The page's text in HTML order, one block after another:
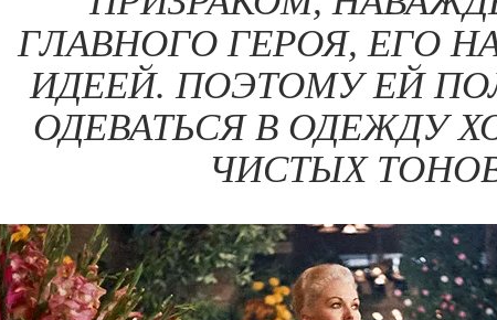
ГЛАВНОГО ГЕРОЯ, ЕГО
ИДЕЕЙ. ПОЭТОМУ ЕЙ
ОДЕВАТЬСЯ В ОДЕЖДУ
ЧИСТЫХ